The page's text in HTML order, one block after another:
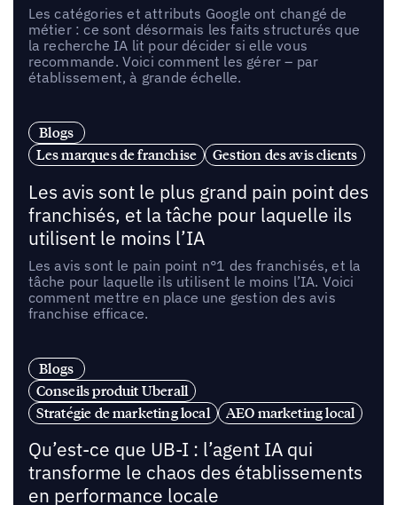
Les catégories et attributs Google ont changé de
métier : ce sont désormais les faits structurés que
la recherche IA lit pour décider si elle vous
recommande. Voici comment les gérer – par
établissement, à grande échelle.
Blogs
Les marques de franchise
Gestion des avis clients
Les avis sont le plus grand pain point des
franchisés, et la tâche pour laquelle ils
utilisent le moins l’IA
Les avis sont le pain point n°1 des franchisés, et la
tâche pour laquelle ils utilisent le moins l’IA. Voici
comment mettre en place une gestion des avis
franchise efficace.
Blogs
Conseils produit Uberall
Stratégie de marketing local
AEO marketing local
Qu’est-ce que UB-I : l’agent IA qui
transforme le chaos des établissements
en performance locale